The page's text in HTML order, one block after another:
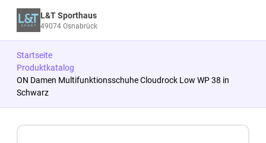
L&T Sporthaus
49074 Osnabrück
Startseite
Produktkatalog
ON Damen Multifunktionsschuhe Cloudrock Low WP 38 in
Schwarz